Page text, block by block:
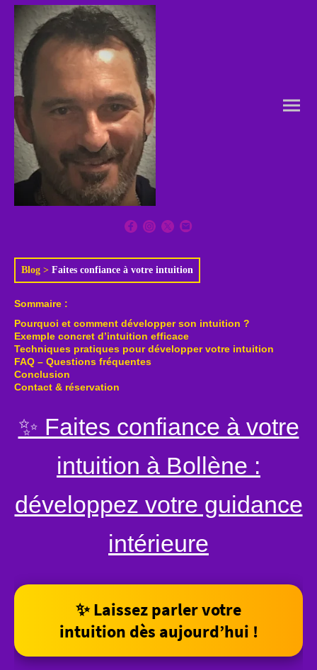
Blog > Faites confiance à votre intuition
Sommaire :
Pourquoi et comment développer son intuition ?
Exemple concret d’intuition efficace
Techniques pratiques pour développer votre intuition
FAQ – Questions fréquentes
Conclusion
Contact & réservation
✨ Faites confiance à votre
intuition à Bollène :
développez votre guidance
intérieure
✨ Laissez parler votre
intuition dès aujourd’hui !